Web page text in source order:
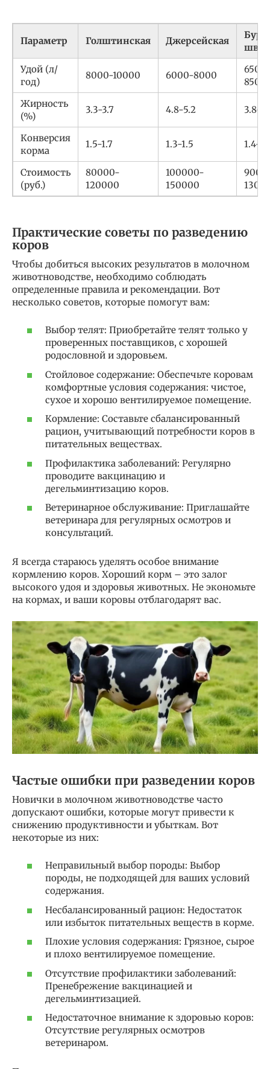
Параметр Голштинская Джерсейская
Удой (л/
год)
8000-10000 6000-8000
8500
Жирность
(%)
3.3-3.7 4.8-5.2 3.8-
Конверсия
корма
1.5-1.7 1.3-1.5 1.4-
Стоимость
(руб.)
80000-
120000
100000-
150000
Практические советы по разведению
коров
Чтобы добиться высоких результатов в молочном
животноводстве, необходимо соблюдать
определенные правила и рекомендации. Вот
несколько советов, которые помогут вам:
Выбор телят: Приобретайте телят только у
проверенных поставщиков, с хорошей
родословной и здоровьем.
Стойловое содержание: Обеспечьте коровам
комфортные условия содержания: чистое,
сухое и хорошо вентилируемое помещение.
Кормление: Составьте сбалансированный
рацион, учитывающий потребности коров в
питательных веществах.
Профилактика заболеваний: Регулярно
проводите вакцинацию и
дегельминтизацию коров.
Ветеринарное обслуживание: Приглашайте
ветеринара для регулярных осмотров и
консультаций.
Я всегда стараюсь уделять особое внимание
кормлению коров. Хороший корм – это залог
высокого удоя и здоровья животных. Не экономьте
на кормах, и ваши коровы отблагодарят вас.
Частые ошибки при разведении коров
Новички в молочном животноводстве часто
допускают ошибки, которые могут привести к
снижению продуктивности и убыткам. Вот
некоторые из них:
Неправильный выбор породы: Выбор
породы, не подходящей для ваших условий
содержания.
Несбалансированный рацион: Недостаток
или избыток питательных веществ в корме.
Плохие условия содержания: Грязное, сырое
и плохо вентилируемое помещение.
Отсутствие профилактики заболеваний:
Пренебрежение вакцинацией и
дегельминтизацией.
Недостаточное внимание к здоровью коров:
Отсутствие регулярных осмотров
ветеринаром.